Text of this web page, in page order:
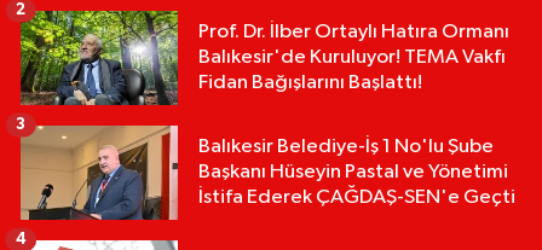
Prof. Dr. İlber Ortaylı Hatıra Ormanı
Balıkesir'de Kuruluyor! TEMA Vakfı
Fidan Bağışlarını Başlattı!
2
Balıkesir Belediye-İş 1 No'lu Şube
Başkanı Hüseyin Pastal ve Yönetimi
İstifa Ederek ÇAĞDAŞ-SEN'e Geçti
3
4